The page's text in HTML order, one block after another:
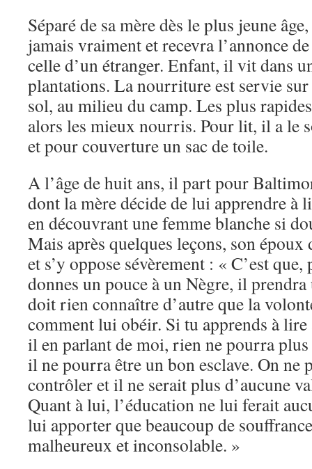
Séparé de sa mère dès le plus jeune
jamais vraiment et recevra l’annonce
celle d’un étranger. Enfant, il vit dans
plantations. La nourriture est servie sur
sol, au milieu du camp. Les plus
alors les mieux nourris. Pour lit, il a le
et pour couverture un sac de toile.
A l’âge de huit ans, il part pour
dont la mère décide de lui apprendre à
en découvrant une femme blanche si
Mais après quelques leçons, son
et s’y oppose sévèrement : « C’est
donnes un pouce à un Nègre, il prendra
doit rien connaître d’autre que la
comment lui obéir. Si tu apprends à
il en parlant de moi, rien ne pourra
il ne pourra être un bon esclave. On ne
contrôler et il ne serait plus d’aucune
Quant à lui, l’éducation ne lui ferait
lui apporter que beaucoup de
malheureux et inconsolable. »